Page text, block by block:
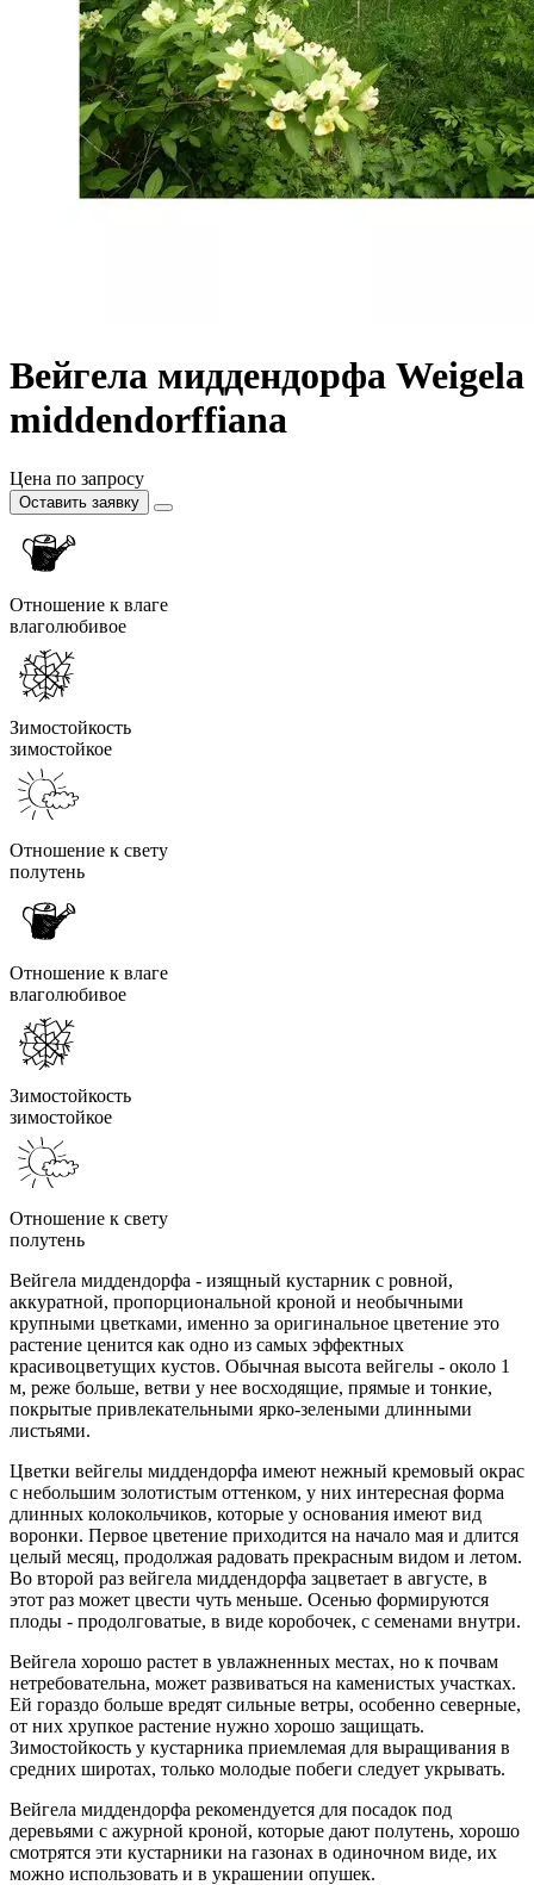
Вейгела миддендорфа Weigela
middendorffiana
Цена по запросу
Оставить заявку
Отношение к влаге
влаголюбивое
Зимостойкость
зимостойкое
Отношение к свету
полутень
Отношение к влаге
влаголюбивое
Зимостойкость
зимостойкое
Отношение к свету
полутень
Вейгела миддендорфа - изящный кустарник с ровной,
аккуратной, пропорциональной кроной и необычными
крупными цветками, именно за оригинальное цветение это
растение ценится как одно из самых эффектных
красивоцветущих кустов. Обычная высота вейгелы - около 1
м, реже больше, ветви у нее восходящие, прямые и тонкие,
покрытые привлекательными ярко-зелеными длинными
листьями.
Цветки вейгелы миддендорфа имеют нежный кремовый окрас
с небольшим золотистым оттенком, у них интересная форма
длинных колокольчиков, которые у основания имеют вид
воронки. Первое цветение приходится на начало мая и длится
целый месяц, продолжая радовать прекрасным видом и летом.
Во второй раз вейгела миддендорфа зацветает в августе, в
этот раз может цвести чуть меньше. Осенью формируются
плоды - продолговатые, в виде коробочек, с семенами внутри.
Вейгела хорошо растет в увлажненных местах, но к почвам
нетребовательна, может развиваться на каменистых участках.
Ей гораздо больше вредят сильные ветры, особенно северные,
от них хрупкое растение нужно хорошо защищать.
Зимостойкость у кустарника приемлемая для выращивания в
средних широтах, только молодые побеги следует укрывать.
Вейгела миддендорфа рекомендуется для посадок под
деревьями с ажурной кроной, которые дают полутень, хорошо
смотрятся эти кустарники на газонах в одиночном виде, их
можно использовать и в украшении опушек.